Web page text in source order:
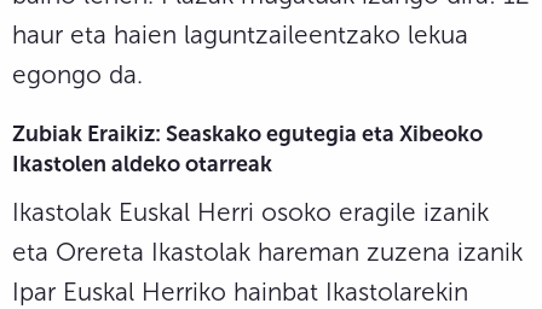
haur eta haien laguntzaileentzako lekua
egongo da.
Zubiak Eraikiz: Seaskako egutegia eta Xibeoko
Ikastolen aldeko otarreak
Ikastolak Euskal Herri osoko eragile izanik
eta Orereta Ikastolak hareman zuzena izanik
Ipar Euskal Herriko hainbat Ikastolarekin